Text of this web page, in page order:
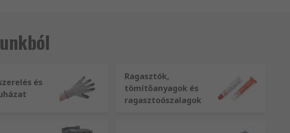
és
Ragasztók,
tömítőanyagok és
ragasztoószalagok